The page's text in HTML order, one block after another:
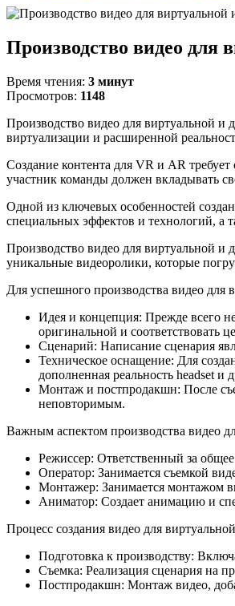
Производство видео для
Время чтения: 3 минут
Просмотров: 1148
Производство видео для виртуальной и
виртуализации и расширенной
Создание контента для VR и AR
участник команды должен вкладывать
Одной из ключевых особенностей
специальных эффектов и технологий, а
Производство видео для виртуальной и
уникальные видеоролики, которые
Для успешного производства видео для
Идея и концепция: Прежде всего
оригинальной и соответствовать
Сценарий: Написание сценария
Техническое оснащение: Для
дополненная реальность headset и
Монтаж и постпродакшн: После
неповторимым.
Важным аспектом производства видео
Режиссер: Ответственный за
Оператор: Занимается съемкой
Монтажер: Занимается монтажом
Аниматор: Создает анимацию и
Процесс создания видео для
Подготовка к производству:
Съемка: Реализация сценария на
Постпродакшн: Монтаж видео,